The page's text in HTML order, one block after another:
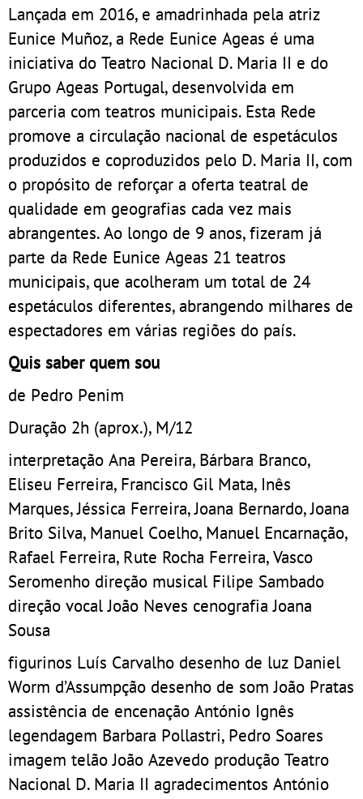
Lançada em 2016, e amadrinhada pela atriz
Eunice Muñoz, a Rede Eunice Ageas é uma
iniciativa do Teatro Nacional D. Maria II e do
Grupo Ageas Portugal, desenvolvida em
parceria com teatros municipais. Esta Rede
promove a circulação nacional de espetáculos
produzidos e coproduzidos pelo D. Maria II, com
o propósito de reforçar a oferta teatral de
qualidade em geografias cada vez mais
abrangentes. Ao longo de 9 anos, fizeram já
parte da Rede Eunice Ageas 21 teatros
municipais, que acolheram um total de 24
espetáculos diferentes, abrangendo milhares de
espectadores em várias regiões do país.
Quis saber quem sou
de Pedro Penim
Duração 2h (aprox.), M/12
interpretação Ana Pereira, Bárbara Branco,
Eliseu Ferreira, Francisco Gil Mata, Inês
Marques, Jéssica Ferreira, Joana Bernardo, Joana
Brito Silva, Manuel Coelho, Manuel Encarnação,
Rafael Ferreira, Rute Rocha Ferreira, Vasco
Seromenho direção musical Filipe Sambado
direção vocal João Neves cenografia Joana
Sousa
figurinos Luís Carvalho desenho de luz Daniel
Worm d’Assumpção desenho de som João Pratas
assistência de encenação António Ignês
legendagem Barbara Pollastri, Pedro Soares
imagem telão João Azevedo produção Teatro
Nacional D. Maria II agradecimentos António